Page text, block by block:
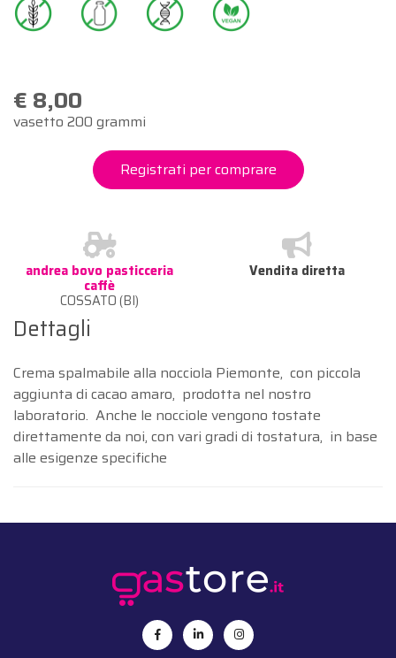
€ 8,00
vasetto 200 grammi
Registrati per comprare
andrea bovo pasticceria
caffè
COSSATO (BI)
Vendita diretta
Dettagli
Crema spalmabile alla nocciola Piemonte, con piccola
aggiunta di cacao amaro, prodotta nel nostro
laboratorio. Anche le nocciole vengono tostate
direttamente da noi, con vari gradi di tostatura, in base
alle esigenze specifiche